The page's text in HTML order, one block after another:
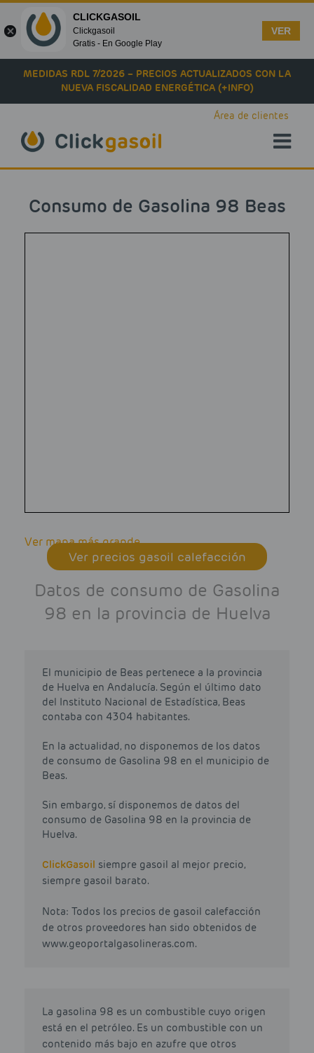
Skip to main content
MEDIDAS RDL 7/2026 – PRECIOS ACTUALIZADOS CON LA
NUEVA FISCALIDAD ENERGÉTICA (+INFO)
Área de clientes
Consumo de Gasolina 98 Beas
Ver mapa más grande
Ver precios gasoil calefacción
Datos de consumo de Gasolina
98 en la provincia de Huelva
El municipio de Beas pertenece a la provincia
de Huelva en Andalucía. Según el último dato
del Instituto Nacional de Estadística, Beas
contaba con 4304 habitantes.
En la actualidad, no disponemos de los datos
de consumo de Gasolina 98 en el municipio de
Beas.
Sin embargo, sí disponemos de datos del
consumo de Gasolina 98 en la provincia de
Huelva.
ClickGasoil siempre gasoil al mejor precio,
siempre gasoil barato.
Nota: Todos los precios de gasoil calefacción
de otros proveedores han sido obtenidos de
www.geoportalgasolineras.com.
La gasolina 98 es un combustible cuyo origen
está en el petróleo. Es un combustible con un
contenido más bajo en azufre que otros
CLICKGASOIL
Clickgasoil
Gratis - En Google Play
VER